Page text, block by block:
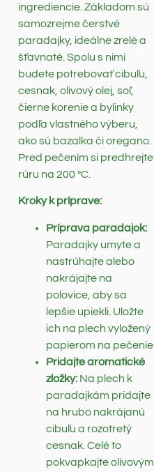
ingrediencie. Základom sú
samozrejme čerstvé
paradajky, ideálne zrelé a
šťavnaté. Spolu s nimi
budete potrebovať cibuľu,
cesnak, olivový olej, soľ,
čierne korenie a bylinky
podľa vlastného výberu,
ako sú bazalka či oregano.
Pred pečením si predhrejte
rúru na 200 °C.
Kroky k príprave:
Príprava paradajok:
Paradajky umyte a
nastrúhajte alebo
nakrájajte na
polovice, aby sa
lepšie upiekli. Uložte
ich na plech vyložený
papierom na pečenie.
Pridajte aromatické
zložky: Na plech k
paradajkám pridajte
na hrubo nakrájanú
cibuľu a rozotretý
cesnak. Celé to
pokvapkajte olivovým